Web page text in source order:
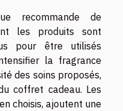
recommande de
les produits sont
pour être utilisés
la fragrance
des soins proposés,
coffret cadeau. Les
choisis, ajoutent une